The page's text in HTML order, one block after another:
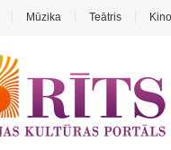
Mūzika Teātris Kino